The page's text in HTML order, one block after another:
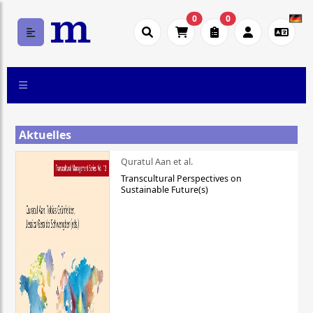
0 0
Aktuelles
Quratul Aan et al.
Transcultural Perspectives on
Sustainable Future(s)